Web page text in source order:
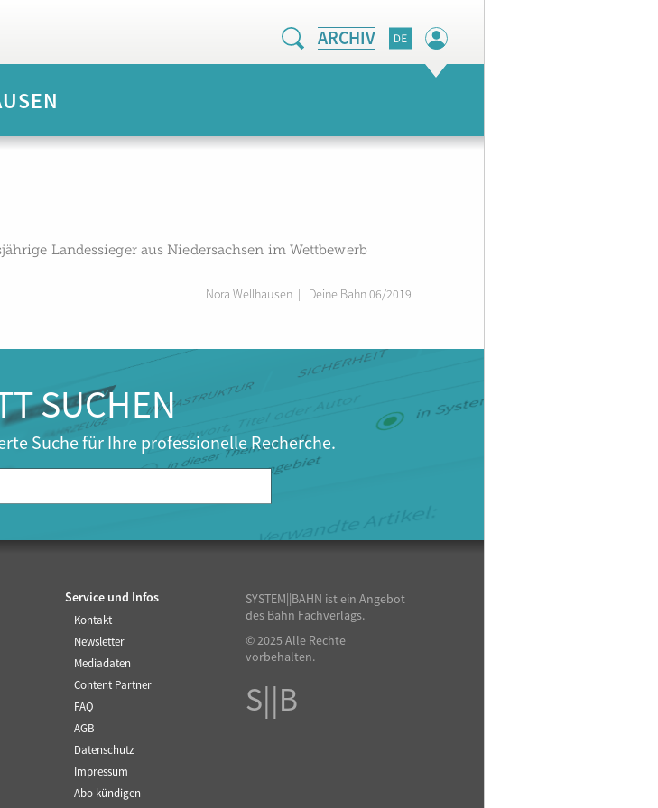
ARCHIV
Landessieger aus Niedersachsen im Wettbewerb
Nora Wellhausen Deine Bahn 06/2019
SUCHEN
Suche für Ihre professionelle Recherche.
Service und Infos
Kontakt
Newsletter
Mediadaten
Content Partner
FAQ
AGB
Datenschutz
Impressum
Abo kündigen
SYSTEM||BAHN ist ein Angebot
des Bahn Fachverlags.
© 2025 Alle Rechte
vorbehalten.
S||B